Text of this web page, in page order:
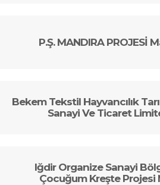
P.Ş. MANDIRA PROJESİ
Bekem Tekstil Hayvancılık
Sanayi Ve Ticaret
Iğdir Organize Sanayi
Çocuğum Kreşte Projesi